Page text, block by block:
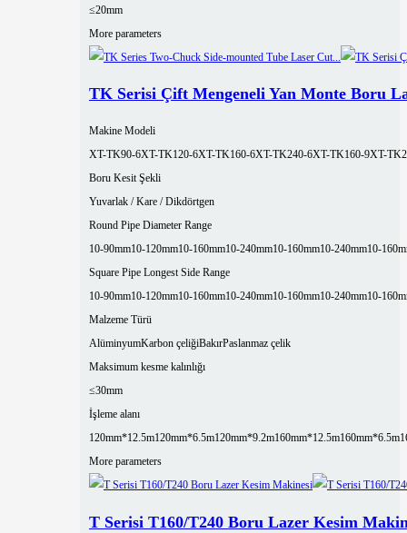
≤20mm
More parameters
TK Serisi Çift Mengeneli Yan Monte Boru
Makine Modeli
XT-TK90-6XT-TK120-6XT-TK160-6XT-TK240-6XT-TK160-9XT-
Boru Kesit Şekli
Yuvarlak / Kare / Dikdörtgen
Round Pipe Diameter Range
10-90mm10-120mm10-160mm10-240mm10-160mm10-240mm10-
Square Pipe Longest Side Range
10-90mm10-120mm10-160mm10-240mm10-160mm10-240mm10-
Malzeme Türü
AlüminyumKarbon çeliğiBakırPaslanmaz çelik
Maksimum kesme kalınlığı
≤30mm
İşleme alanı
120mm*12.5m120mm*6.5m120mm*9.2m160mm*12.5m160mm*6.5m
More parameters
T Serisi T160/T240 Boru Lazer Kesim